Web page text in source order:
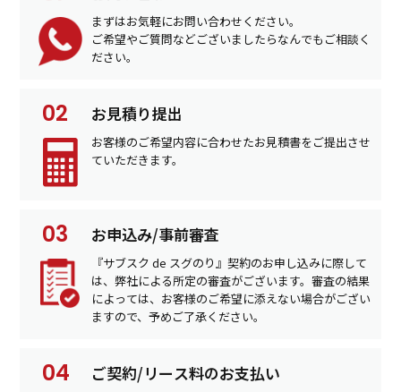
まずはお気軽にお問い合わせください。
ご希望やご質問などございましたらなんでもご相談く
ださい。
お見積り提出
お客様のご希望内容に合わせたお見積書をご提出させ
ていただきます。
お申込み/事前審査
『サブスク de スグのり』契約のお申し込みに際して
は、弊社による所定の審査がございます。審査の結果
によっては、お客様のご希望に添えない場合がござい
ますので、予めご了承ください。
ご契約/リース料のお支払い